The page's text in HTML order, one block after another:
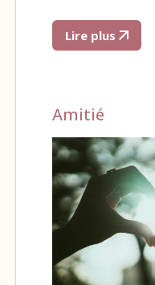
Lire plus
Amitié